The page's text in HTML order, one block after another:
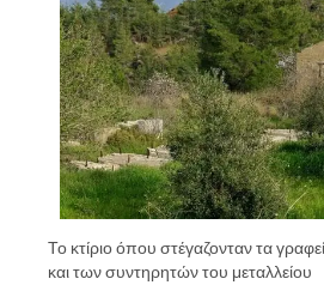
Το κτίριο όπου στέγαζονταν τα
και των συντηρητών του μεταλλείου